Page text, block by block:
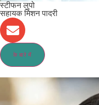
स्टीफन लुपो
सहायक मिशन पादरी
के बारे में